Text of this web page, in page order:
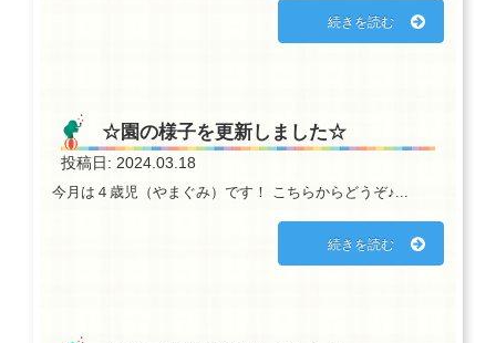
続きを読む
☆園の様子を更新しました☆
投稿日: 2024.03.18
今月は４歳児（やまぐみ）です！ こちらからどうぞ♪...
続きを読む